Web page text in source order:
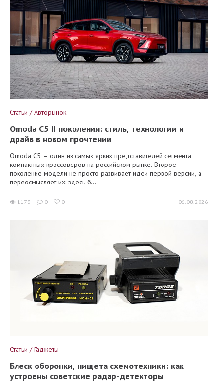
Статьи / Авторынок
Omoda C5 II поколения: стиль, технологии и
драйв в новом прочтении
Omoda C5 – один из самых ярких представителей сегмента
компактных кроссоверов на российском рынке. Второе
поколение модели не просто развивает идеи первой версии, а
переосмысляет их: здесь б...
1173 0 0 06.08.2026
Статьи / Гаджеты
Блеск оборонки, нищета схемотехники: как
устроены советские радар-детекторы